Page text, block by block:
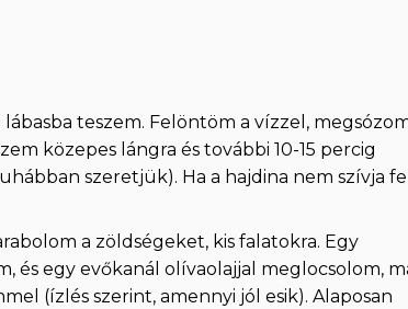
teszem. Felöntöm a vízzel,
közepes lángra és további 10-15 percig
szeretjük). Ha a hajdina nem szívja
a zöldségeket, kis falatokra. Egy
és egy evőkanál olívaolajjal meglocsolom,
(ízlés szerint, amennyi jól esik). Alaposan